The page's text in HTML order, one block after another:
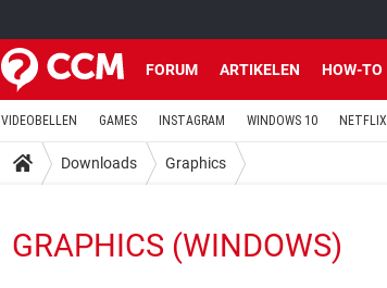
FORUM ARTIKELEN HOW-TO
VIDEOBELLEN GAMES INSTAGRAM WINDOWS 10 NETFLIX
Downloads Graphics
GRAPHICS (WINDOWS)